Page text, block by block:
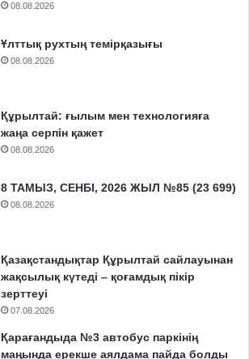
08.08.2026
Ұлттық рухтың темірқазығы
08.08.2026
Құрылтай: ғылым мен технологияға
жаңа серпін қажет
08.08.2026
8 ТАМЫЗ, СЕНБІ, 2026 ЖЫЛ №85 (23 699)
08.08.2026
Қазақстандықтар Құрылтай сайлауынан
жақсылық күтеді – қоғамдық пікір
зерттеуі
07.08.2026
Қарағандыда №3 автобус паркінің
маңында ерекше аялдама пайда болды